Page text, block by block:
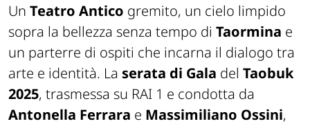
Un Teatro Antico gremito, un cielo limpido
sopra la bellezza senza tempo di Taormina e
un parterre di ospiti che incarna il dialogo tra
arte e identità. La serata di Gala del Taobuk
2025, trasmessa su RAI 1 e condotta da
Antonella Ferrara e Massimiliano Ossini,